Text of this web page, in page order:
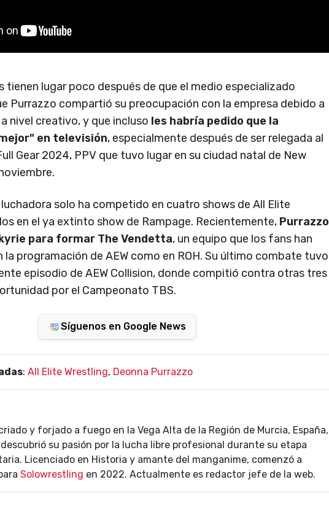
tienen lugar poco después de que el medio especializado
Purrazzo compartió su preocupación con la empresa debido a
nivel creativo, y que incluso les habría pedido que la
en televisión, especialmente después de ser relegada al
Gear 2024, PPV que tuvo lugar en su ciudad natal de New
solo ha competido en cuatro shows de All Elite
en el ya extinto show de Rampage. Recientemente, Purrazzo
para formar The Vendetta, un equipo que los fans han
programación de AEW como en ROH. Su último combate tuvo
episodio de AEW Collision, donde compitió contra otras tres
por el Campeonato TBS.
Síguenos en Google News
: All Elite Wrestling, Deonna Purrazzo
y forjado a fuego en la Vega Alta de la Región de Murcia, España,
su pasión por la lucha libre profesional durante su etapa
Licenciado en Historia y amante del manganime, comenzó a
Solowrestling en 2022. Actualmente es redactor jefe de la web.